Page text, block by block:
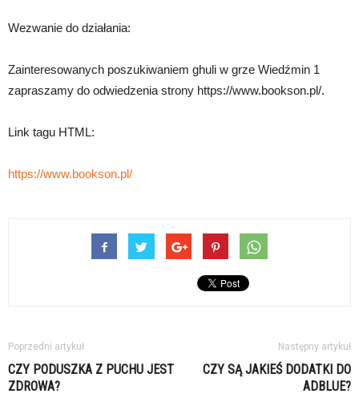
Wezwanie do działania:
Zainteresowanych poszukiwaniem ghuli w grze Wiedźmin 1
zapraszamy do odwiedzenia strony https://www.bookson.pl/.
Link tagu HTML:
https://www.bookson.pl/
Poprzedni artykuł
CZY PODUSZKA Z PUCHU JEST
ZDROWA?
Następny artykuł
CZY SĄ JAKIEŚ DODATKI DO
ADBLUE?